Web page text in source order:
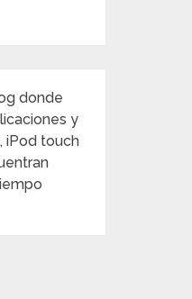
donde
y
iPod touch